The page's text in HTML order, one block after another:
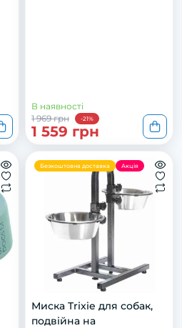
В наявності
1 969 грн
-21%
1 559 грн
Безкоштовна доставка Акція
Миска Trixie для собак,
подвійна на